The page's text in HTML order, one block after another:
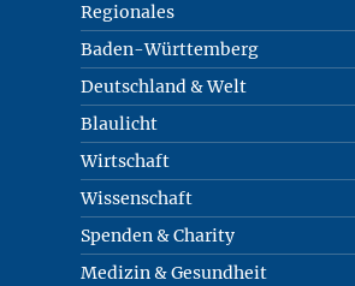
Regionales
Baden-Württemberg
Deutschland & Welt
Blaulicht
Wirtschaft
Wissenschaft
Spenden & Charity
Medizin & Gesundheit